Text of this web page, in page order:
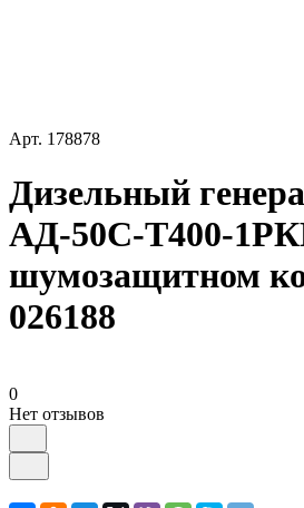
Арт. 178878
Дизельный
АД-50С-Т400-
шумозащитном
026188
0
Нет отзывов